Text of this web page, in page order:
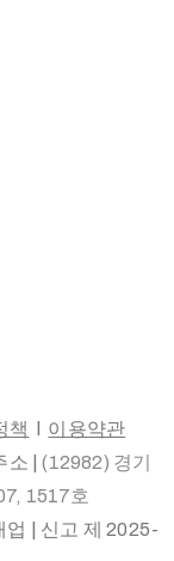
책
이용약관
소 |(12982) 경기
1517호
| 신고 제 2025-